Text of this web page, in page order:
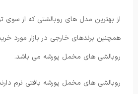
از بهترین مدل های روبالشتی که از سوی
همچنین برندهای خارجی در بازار مورد
روبالشی های مخمل پورشه می باشد.
روبالشی های مخمل پورشه بافتی نرم